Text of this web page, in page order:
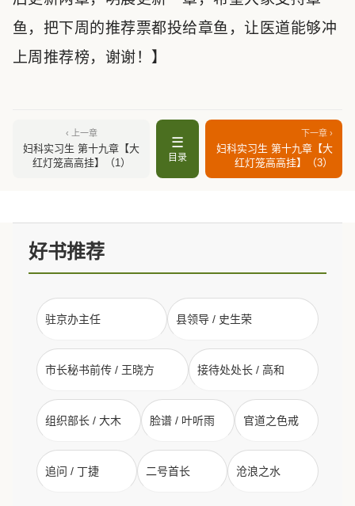
鱼，把下周的推荐票都投给章鱼，让医道能够冲
上周推荐榜，谢谢！】
‹ 上一章
妇科实习生 第十九章【大
红灯笼高高挂】（1）
☰
目录
下一章 ›
妇科实习生 第十九章【大
红灯笼高高挂】（3）
好书推荐
驻京办主任 县领导 / 史生荣
市长秘书前传 / 王晓方 接待处处长 / 高和
组织部长 / 大木 脸谱 / 叶听雨 官道之色戒
追问 / 丁捷 二号首长 沧浪之水